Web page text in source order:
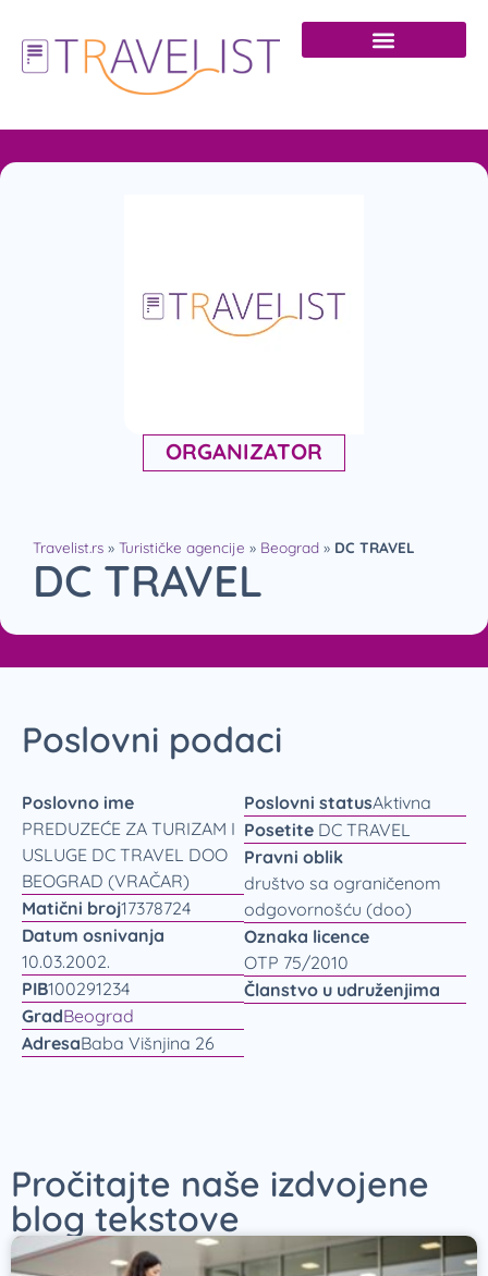
ORGANIZATOR
Travelist.rs » Turističke agencije » Beograd » DC TRAVEL
DC TRAVEL
Poslovni podaci
Poslovno ime
PREDUZEĆE ZA TURIZAM I
USLUGE DC TRAVEL DOO
BEOGRAD (VRAČAR)
Matični broj17378724
Datum osnivanja
10.03.2002.
PIB100291234
GradBeograd
AdresaBaba Višnjina 26
Poslovni statusAktivna
Posetite DC TRAVEL
Pravni oblik
društvo sa ograničenom
odgovornošću (doo)
Oznaka licence
OTP 75/2010
Članstvo u udruženjima
Pročitajte naše izdvojene
blog tekstove